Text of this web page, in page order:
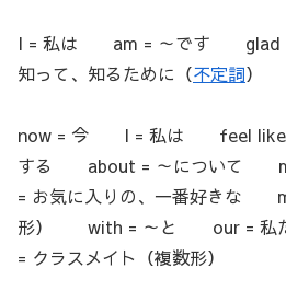
I = 私は am = ～です glad
知って、知るために（不定詞）
now = 今 I = 私は feel like
する about = ～について
= お気に入りの、一番好きな
形） with = ～と our = 私
= クラスメイト（複数形）